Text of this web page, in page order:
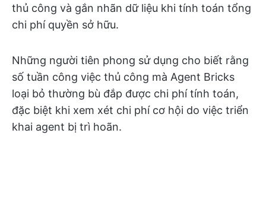
thủ công và gắn nhãn dữ liệu khi tính toán tổng
chi phí quyền sở hữu.
Những người tiên phong sử dụng cho biết rằng
số tuần công việc thủ công mà Agent Bricks
loại bỏ thường bù đắp được chi phí tính toán,
đặc biệt khi xem xét chi phí cơ hội do việc triển
khai agent bị trì hoãn.